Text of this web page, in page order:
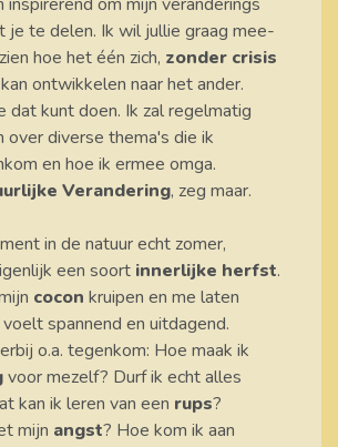
je te delen. Ik wil jullie graag mee-
hoe het één zich, zonder crisis
ontwikkelen naar het ander.
dat kunt doen. Ik zal regelmatig
over diverse thema's die ik
en hoe ik ermee omga.
Verandering, zeg maar.
in de natuur echt zomer,
een soort innerlijke herfst.
cocon kruipen en me laten
spannend en uitdagend.
o.a. tegenkom: Hoe maak ik
voor mezelf? Durf ik echt alles
kan ik leren van een rups?
mijn angst? Hoe kom ik aan